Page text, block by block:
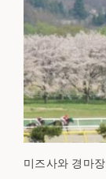
미즈사와 경마장